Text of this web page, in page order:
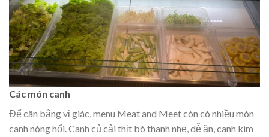
Các món canh
Để cân bằng vị giác, menu Meat and Meet còn có nhiều món
canh nóng hổi. Canh củ cải thịt bò thanh nhẹ, dễ ăn, canh kim